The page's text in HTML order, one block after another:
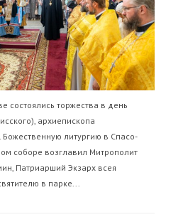
состоялись торжества в день
архиепископа
Божественную литургию в Спасо-
соборе возглавил Митрополит
Патриарший Экзарх всея
в парке...